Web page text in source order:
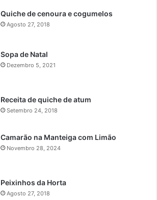
Quiche de cenoura e cogumelos
Agosto 27, 2018
Sopa de Natal
Dezembro 5, 2021
Receita de quiche de atum
Setembro 24, 2018
Camarão na Manteiga com Limão
Novembro 28, 2024
Peixinhos da Horta
Agosto 27, 2018